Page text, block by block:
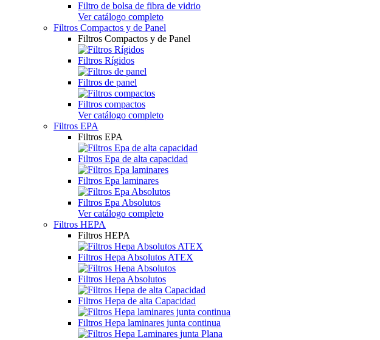
Filtro de bolsa de fibra de vidrio
Ver catálogo completo
Filtros Compactos y de Panel
Filtros Compactos y de Panel
Filtros Rígidos
Filtros de panel
Filtros compactos
Ver catálogo completo
Filtros EPA
Filtros EPA
Filtros Epa de alta capacidad
Filtros Epa laminares
Filtros Epa Absolutos
Ver catálogo completo
Filtros HEPA
Filtros HEPA
Filtros Hepa Absolutos ATEX
Filtros Hepa Absolutos
Filtros Hepa de alta Capacidad
Filtros Hepa laminares junta continua